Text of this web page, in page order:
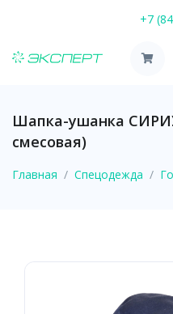
+7
Шапка-ушанка
смесовая)
Главная Спецодежда